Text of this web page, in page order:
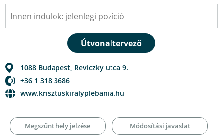
1088 Budapest, Reviczky utca 9.
+36 1 318 3686
www.krisztuskiralyplebania.hu
Megszűnt hely jelzése Módosítási javaslat